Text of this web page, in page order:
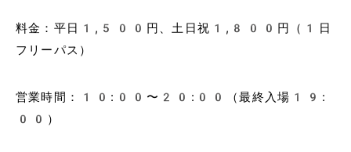
料金：平日1,500円、土日祝1,800円（1日
フリーパス）
営業時間：10:00〜20:00（最終入場19:
00）